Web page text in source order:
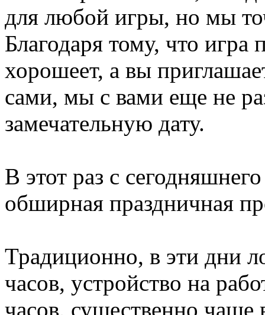
для любой игры, но мы
Благодаря тому, что игра
хорошеет, а вы
сами, мы с вами еще не
замечательную дату.
В этот раз с
обширная праздничная
Традиционно, в эти дни
часов, устройство на
часов, существенно